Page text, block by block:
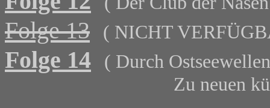
Folge 13 ( NICHT
Folge 14
( Durch
Zu neuen